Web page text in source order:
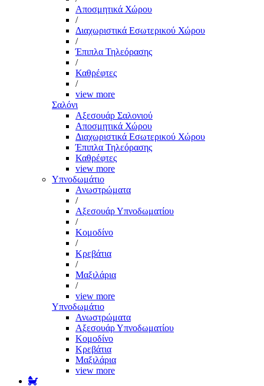
Αποσμητικά Χώρου
/
Διαχωριστικά Εσωτερικού Χώρου
/
Έπιπλα Τηλεόρασης
/
Καθρέφτες
/
view more
Σαλόνι
Αξεσουάρ Σαλονιού
Αποσμητικά Χώρου
Διαχωριστικά Εσωτερικού Χώρου
Έπιπλα Τηλεόρασης
Καθρέφτες
view more
Υπνοδωμάτιο
Ανωστρώματα
/
Αξεσουάρ Υπνοδωματίου
/
Κομοδίνο
/
Κρεβάτια
/
Μαξιλάρια
/
view more
Υπνοδωμάτιο
Ανωστρώματα
Αξεσουάρ Υπνοδωματίου
Κομοδίνο
Κρεβάτια
Μαξιλάρια
view more